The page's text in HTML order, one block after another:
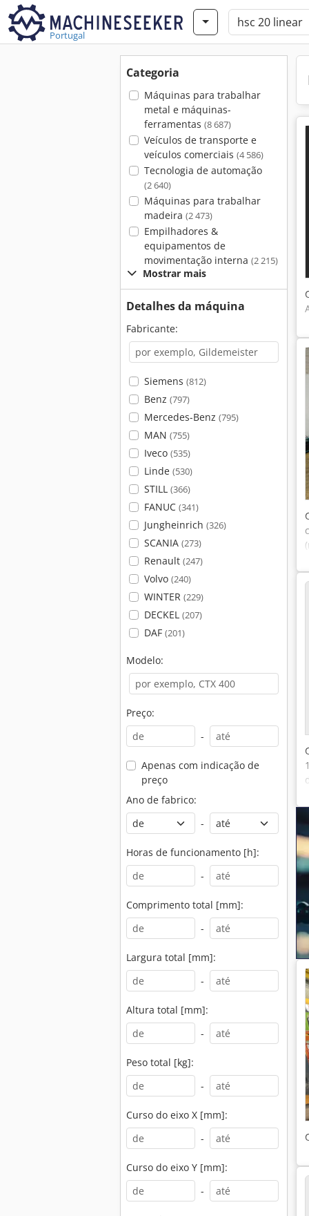
Portugal
Categoria
Máquinas para trabalhar
metal e máquinas-
ferramentas (8 687)
Veículos de transporte e
veículos comerciais (4 586)
Tecnologia de automação
(2 640)
Máquinas para trabalhar
madeira (2 473)
Empilhadores &
equipamentos de
movimentação interna (2 215)
Mostrar mais
Detalhes da máquina
Fabricante:
Siemens (812)
Benz (797)
Mercedes-Benz (795)
MAN (755)
Iveco (535)
Linde (530)
STILL (366)
FANUC (341)
Jungheinrich (326)
SCANIA (273)
Renault (247)
Volvo (240)
WINTER (229)
DECKEL (207)
DAF (201)
Modelo:
Preço:
-
Apenas com indicação de
preço
Ano de fabrico:
-
Horas de funcionamento [h]:
-
Comprimento total [mm]:
-
Largura total [mm]:
-
Altura total [mm]:
-
Peso total [kg]:
-
Curso do eixo X [mm]:
-
Curso do eixo Y [mm]:
-